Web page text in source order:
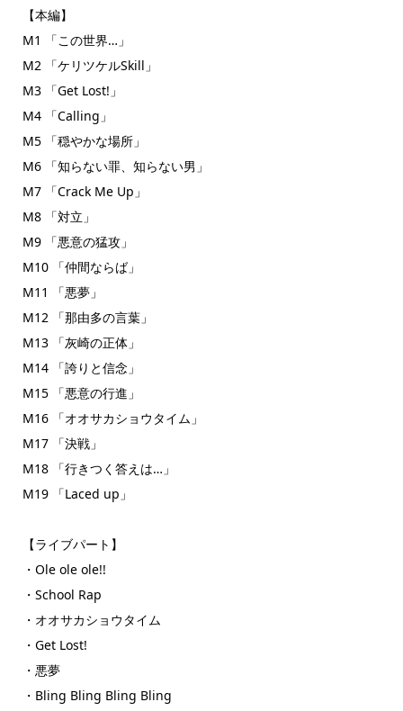
【本編】
M1 「この世界…」
M2 「ケリツケルSkill」
M3 「Get Lost!」
M4 「Calling」
M5 「穏やかな場所」
M6 「知らない罪、知らない男」
M7 「Crack Me Up」
M8 「対立」
M9 「悪意の猛攻」
M10 「仲間ならば」
M11 「悪夢」
M12 「那由多の言葉」
M13 「灰崎の正体」
M14 「誇りと信念」
M15 「悪意の行進」
M16 「オオサカショウタイム」
M17 「決戦」
M18 「行きつく答えは…」
M19 「Laced up」
【ライブパート】
・Ole ole ole!!
・School Rap
・オオサカショウタイム
・Get Lost!
・悪夢
・Bling Bling Bling Bling